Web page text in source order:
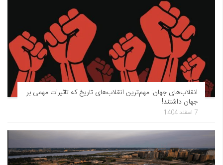
انقلاب‌های جهان: مهم‌ترین انقلاب‌های تاریخ که تاثیرات مهمی بر
جهان داشتند!
7 اسفند 1404